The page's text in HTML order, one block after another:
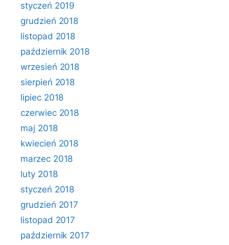
styczeń 2019
grudzień 2018
listopad 2018
październik 2018
wrzesień 2018
sierpień 2018
lipiec 2018
czerwiec 2018
maj 2018
kwiecień 2018
marzec 2018
luty 2018
styczeń 2018
grudzień 2017
listopad 2017
październik 2017